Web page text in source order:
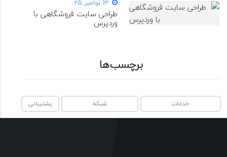
13 نوامبر, 25
طراحی سایت فروشگاهی با
وردپرس
برچسب‌ها
خدمات شبکه پشتیبانی